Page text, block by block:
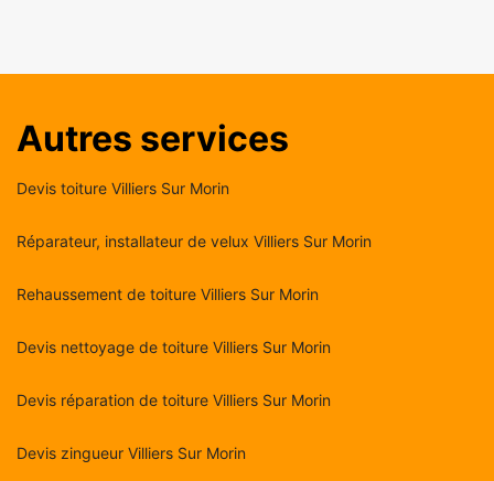
Autres services
Devis toiture Villiers Sur Morin
Réparateur, installateur de velux Villiers Sur Morin
Rehaussement de toiture Villiers Sur Morin
Devis nettoyage de toiture Villiers Sur Morin
Devis réparation de toiture Villiers Sur Morin
Devis zingueur Villiers Sur Morin